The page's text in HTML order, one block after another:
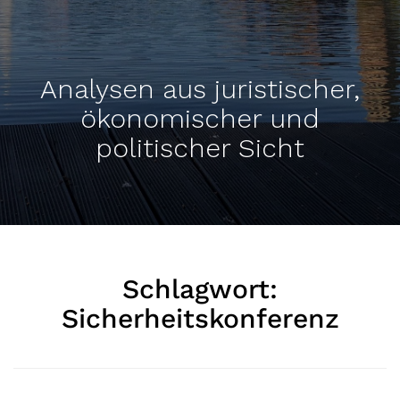
Analysen aus juristischer,
ökonomischer und
politischer Sicht
Schlagwort:
Sicherheitskonferenz